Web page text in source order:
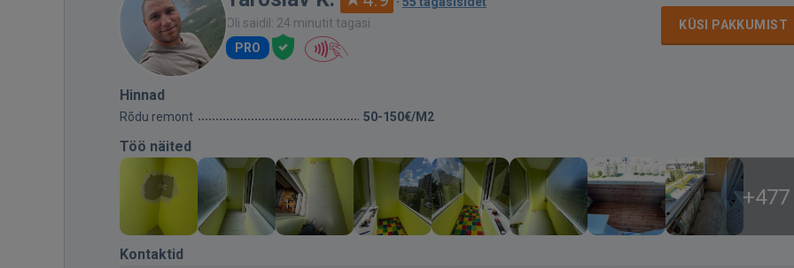
Oli saidil: 24 minutit tagasi
PRO
KÜSI PAKKUMIST
Hinnad
Rõdu remont 50-150€/M2
Töö näited
+477
Kontaktid